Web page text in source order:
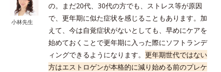
小林先生
の。まだ20代、30代の方でも、ストレス等が原因
で、更年期に似た症状を感じることもあります。加
えて、今は自覚症状がないとしても、早めにケアを
始めておくことで更年期に入った際にソフトランデ
ィングできるようになります。更年期世代ではない
方はエストロゲンが本格的に減り始める前のプレケ